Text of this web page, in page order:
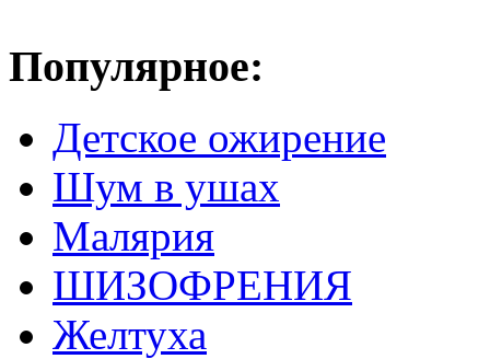
Популярное:
Детское ожирение
Шум в ушах
Малярия
ШИЗОФРЕНИЯ
Желтуха